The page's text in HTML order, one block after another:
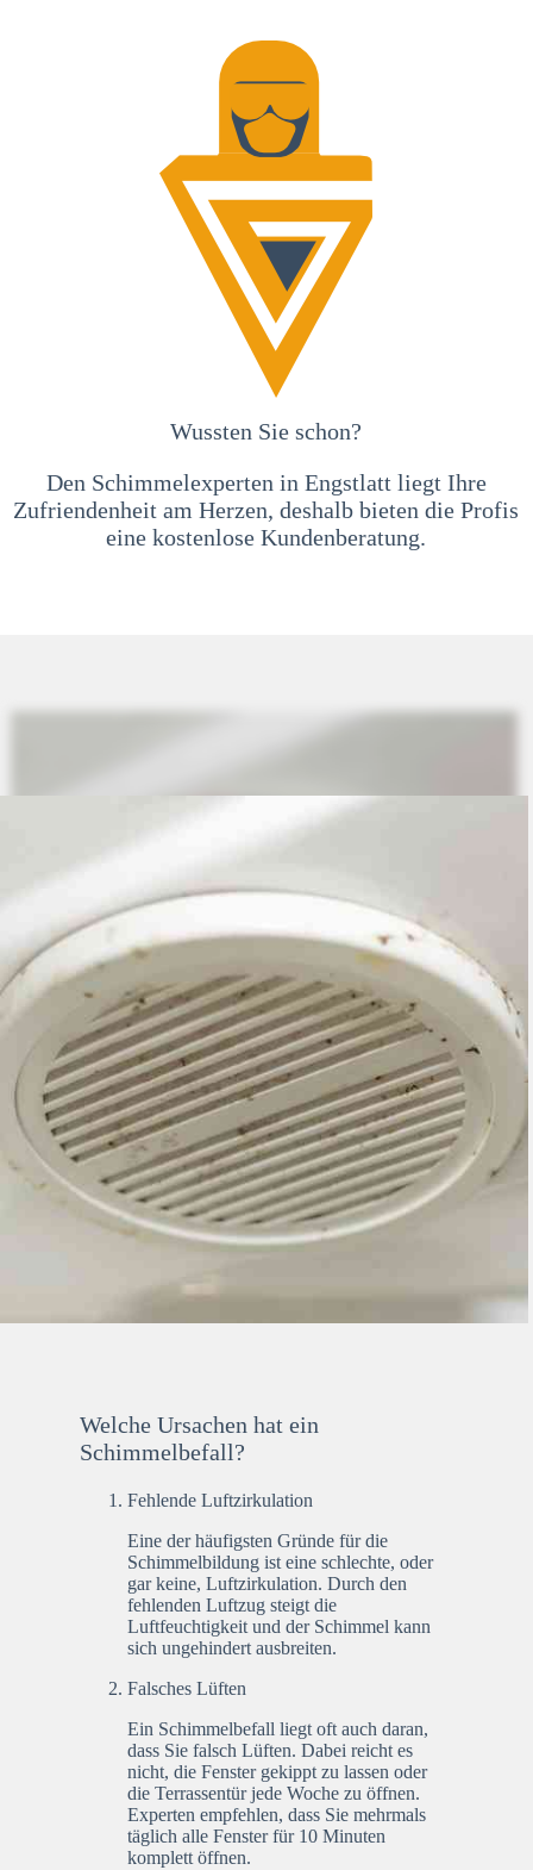
Wussten Sie schon?
Den Schimmelexperten in Engstlatt liegt Ihre
Zufriendenheit am Herzen, deshalb bieten die Profis
eine kostenlose Kundenberatung.
Welche Ursachen hat ein
Schimmelbefall?
Fehlende Luftzirkulation
Eine der häufigsten Gründe für die
Schimmelbildung ist eine schlechte, oder
gar keine, Luftzirkulation. Durch den
fehlenden Luftzug steigt die
Luftfeuchtigkeit und der Schimmel kann
sich ungehindert ausbreiten.
Falsches Lüften
Ein Schimmelbefall liegt oft auch daran,
dass Sie falsch Lüften. Dabei reicht es
nicht, die Fenster gekippt zu lassen oder
die Terrassentür jede Woche zu öffnen.
Experten empfehlen, dass Sie mehrmals
täglich alle Fenster für 10 Minuten
komplett öffnen.